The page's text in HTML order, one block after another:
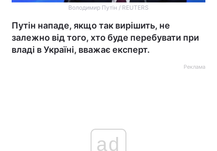
Володимир Путін / REUTERS
Путін нападе, якщо так вирішить, не
залежно від того, хто буде перебувати при
владі в Україні, вважає експерт.
Реклама
ad